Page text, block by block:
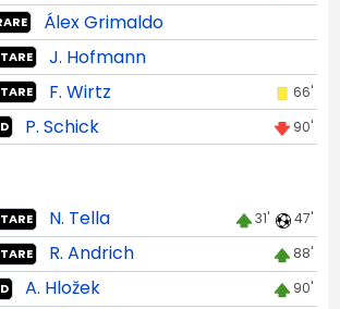
Álex Grimaldo
J. Hofmann
F. Wirtz 66'
P. Schick 90'
N. Tella 31' 47'
R. Andrich 88'
A. Hložek 90'